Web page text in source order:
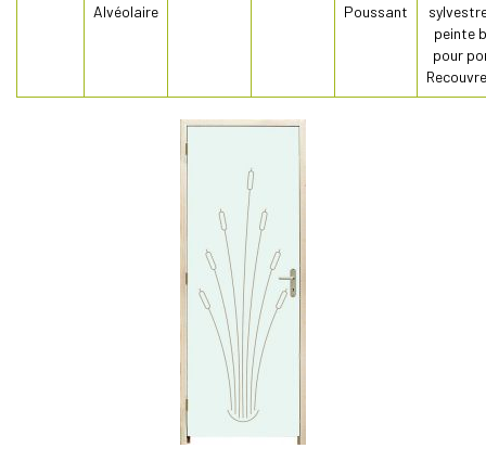
Alvéolaire
Poussant
peinte
pour